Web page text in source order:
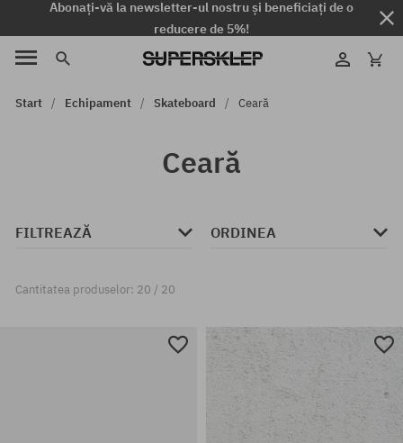
Abonați-vă la newsletter-ul nostru și beneficiați de o
reducere de 5%!
Start Echipament Skateboard Ceară
Ceară
FILTREAZĂ ORDINEA
Cantitatea produselor: 20 / 20